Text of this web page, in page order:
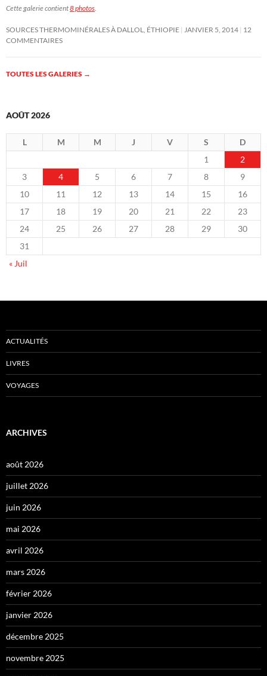
Cette galerie contient8 photos.
SOURCES THERMOMINÉRALES À DALLOL, ÉTHIOPIE JANVIER 5, 2014 12
COMMENTAIRES
TOUTES LES GALERIES →
AOÛT 2026
L M M J V S
D
1
2
3
4 5 6 7 8
9
10
11 12 13 14 15
16
17
18 19 20 21 22
23
24
25 26 27 28 29
30
31
« Juil
ACTUALITÉS
LIVRES
VOYAGES
ARCHIVES
août 2026
juillet 2026
juin 2026
mai 2026
avril 2026
mars 2026
février 2026
janvier 2026
décembre 2025
novembre 2025